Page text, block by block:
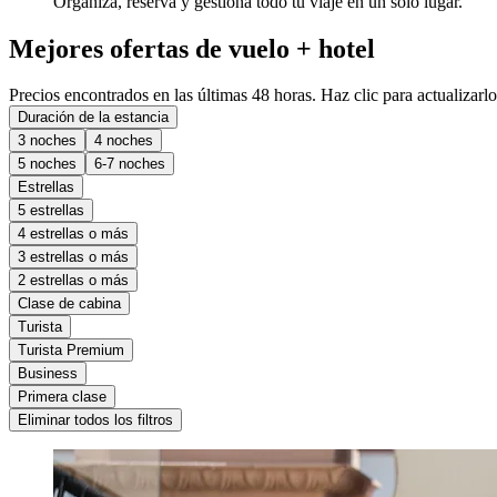
Mejores ofertas de vuelo + hotel
Precios encontrados en las últimas 48 horas. Haz clic para
Duración de la estancia
3 noches
4 noches
5 noches
6-7 noches
Estrellas
5 estrellas
4 estrellas o más
3 estrellas o más
2 estrellas o más
Clase de cabina
Turista
Turista Premium
Business
Primera clase
Eliminar todos los filtros